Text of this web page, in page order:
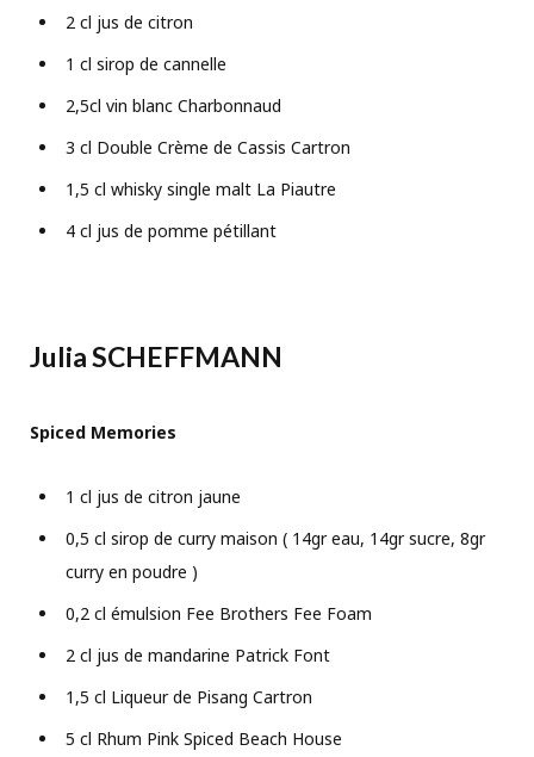
2 cl jus de citron
1 cl sirop de cannelle
2,5cl vin blanc Charbonnaud
3 cl Double Crème de Cassis Cartron
1,5 cl whisky single malt La Piautre
4 cl jus de pomme pétillant
Julia SCHEFFMANN
Spiced Memories
1 cl jus de citron jaune
0,5 cl sirop de curry maison ( 14gr eau, 14gr sucre, 8gr
curry en poudre )
0,2 cl émulsion Fee Brothers Fee Foam
2 cl jus de mandarine Patrick Font
1,5 cl Liqueur de Pisang Cartron
5 cl Rhum Pink Spiced Beach House